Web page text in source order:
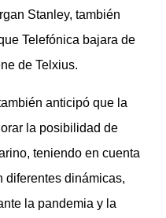
Stanley, también
Telefónica bajara de
de Telxius.
anticipó que la
la posibilidad de
teniendo en cuenta
diferentes dinámicas,
la pandemia y la